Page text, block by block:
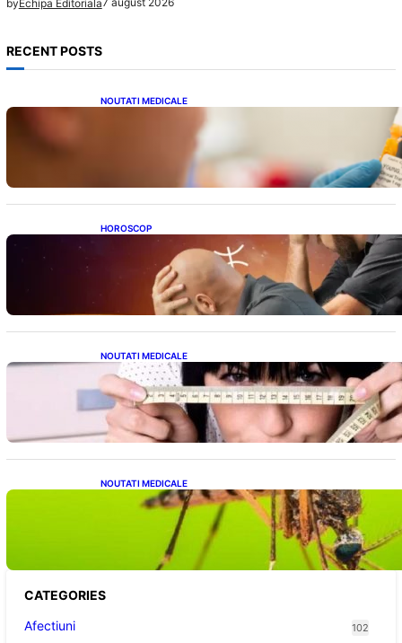
by Echipa Editoriala
RECENT POSTS
NOUTATI MEDICALE
Experimental Împotriva Cancerului de Colon
în Studiu Uman
HOROSCOP
Mituri și Realități: Ce Spun Astrologii Despre
Sufletele Bătrâne și Lunile de Naștere
NOUTATI MEDICALE
Inovație Revoluționară în Tratamentul
Obezității: Gastroplastie Endoscopică fără
Bisturiu
NOUTATI MEDICALE
Virusul West Nile: O Amenințare Tot Mai
Aproape pentru România și Europa
CATEGORIES
Afectiuni
102